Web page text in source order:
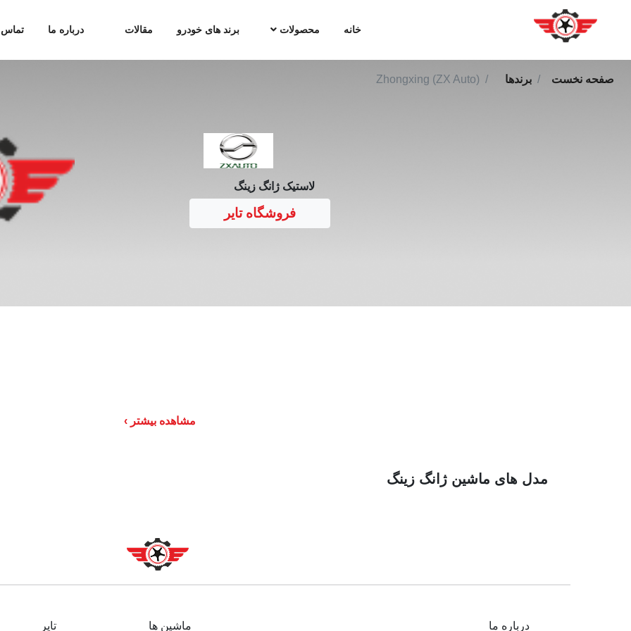
خانه محصولات برند های خودرو مقالات درباره ما تماس
صفحه نخست برندها Zhongxing (ZX Auto)
لاستیک ژانگ زینگ
فروشگاه تایر
مشاهده بیشتر
مدل های ماشین ژانگ زینگ
درباره ما ماشین ها تایر